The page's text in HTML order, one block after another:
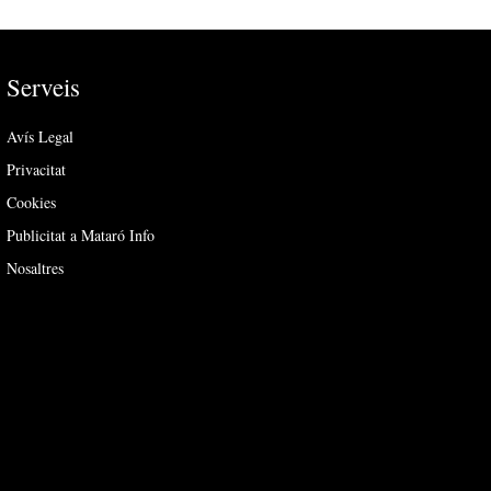
Serveis
Avís Legal
Privacitat
Cookies
Publicitat a Mataró Info
Nosaltres